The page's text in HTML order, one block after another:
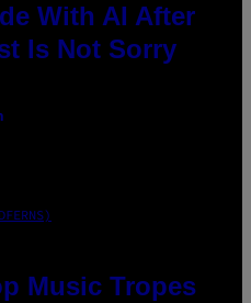
With AI After
Is Not Sorry
Music Tropes